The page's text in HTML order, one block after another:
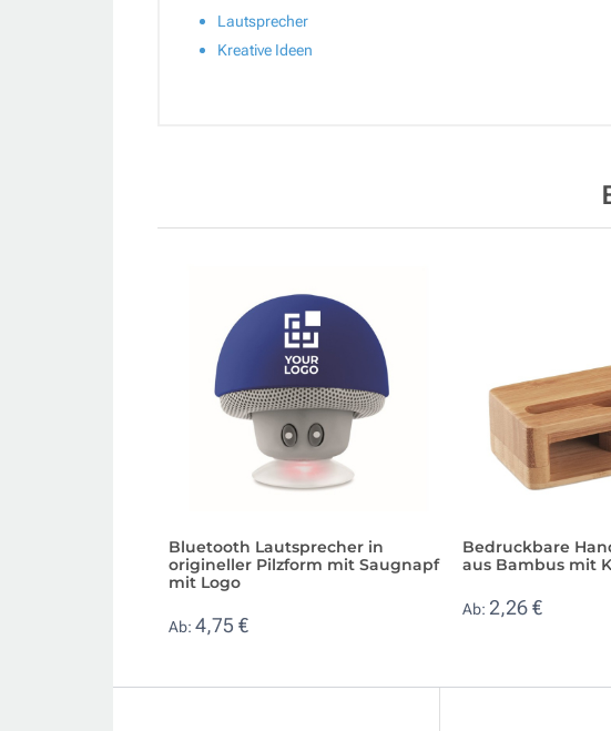
Lautsprecher
Kreative Ideen
Bluetooth Lautsprecher in
origineller Pilzform mit Saugnapf
mit Logo
Ab: 4,75 €
Bedruckbare
aus Bambus mit
Ab: 2,26 €